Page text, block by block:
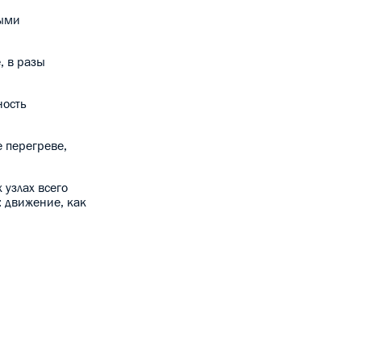
в разы
перегреве,
всего
движение, как